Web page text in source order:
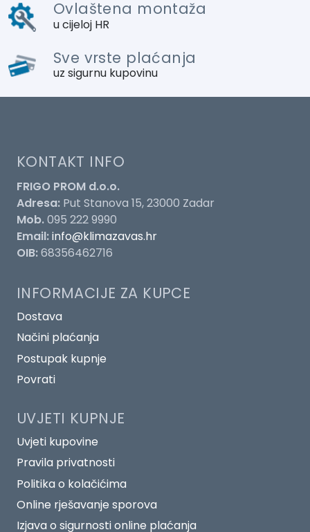
Ovlaštena montaža
u cijeloj HR
Sve vrste plaćanja
uz sigurnu kupovinu
KONTAKT INFO
FRIGO PROM d.o.o.
Adresa: Put Stanova 15, 23000 Zadar
Mob.095 222 9990
Email:info@klimazavas.hr
OIB:68356462716
INFORMACIJE ZA KUPCE
Dostava
Načini plaćanja
Postupak kupnje
Povrati
UVJETI KUPNJE
Uvjeti kupovine
Pravila privatnosti
Politika o kolačićima
Online rješavanje sporova
Izjava o sigurnosti online plaćanja